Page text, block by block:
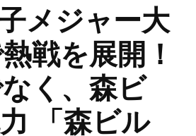
メジャー大
戦を展開！
く、森ビ
「森ビル